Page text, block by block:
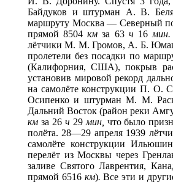
Байдуков и штурман А. В.
маршруту Москва — Северный
прямой 8504км за 63 ч 16
лётчики М. М. Громов, А. Б.
пролетели без посадки по
(Калифорния, США), покрыв
установив мировой рекорд
на самолёте конструкции П. О.
Осипенко и штурман М. М.
Дальний Восток (район реки
км за 26 ч 29 мин, что было
полёта. 28—29 апреля 1939
самолёте конструкции
перелёт из Москвы через
заливе Святого Лаврентия,
прямой 6516 км). Все эти и